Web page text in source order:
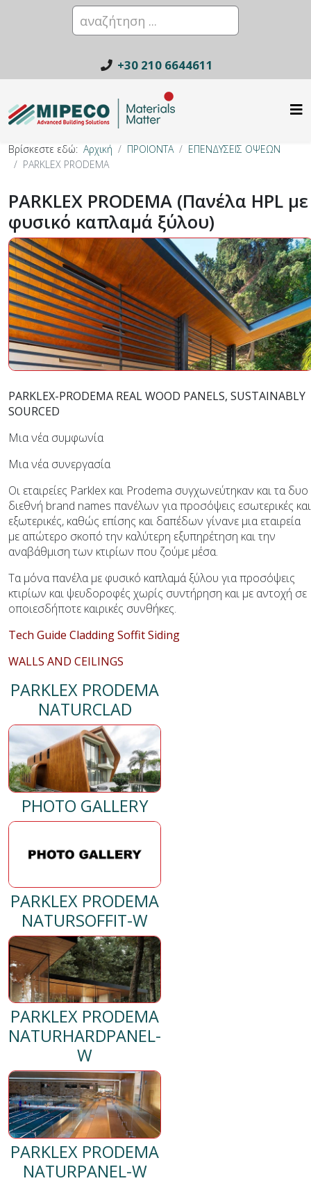
+30 210 6644611
Βρίσκεστε εδώ: Αρχική ΠΡΟΙΟΝΤΑ
ΕΠΕΝΔΥΣΕΙΣ ΟΨΕΩΝ
PARKLEX PRODEMA
PARKLEX PRODEMA (Πανέλα HPL με
φυσικό καπλαμά ξύλου)
PARKLEX-PRODEMA REAL WOOD PANELS, SUSTAINABLY
SOURCED
Μια νέα συμφωνία
Μια νέα συνεργασία
Οι εταιρείες Parklex και Prodema συγχωνεύτηκαν και τα δυο
διεθνή brand names πανέλων για προσόψεις εσωτερικές και
εξωτερικές, καθώς επίσης και δαπέδων γίνανε μια εταιρεία
με απώτερο σκοπό την καλύτερη εξυπηρέτηση και την
αναβάθμιση των κτιρίων που ζούμε μέσα.
Τα μόνα πανέλα με φυσικό καπλαμά ξύλου για προσόψεις
κτιρίων και ψευδοροφές χωρίς συντήρηση και με αντοχή σε
οποιεσδήποτε καιρικές συνθήκες.
Tech Guide Cladding Soffit Siding
WALLS AND CEILINGS
PARKLEX PRODEMA
NATURCLAD
PHOTO GALLERY
PARKLEX PRODEMA
NATURSOFFIT-W
PARKLEX PRODEMA
NATURHARDPANEL-
W
PARKLEX PRODEMA
NATURPANEL-W